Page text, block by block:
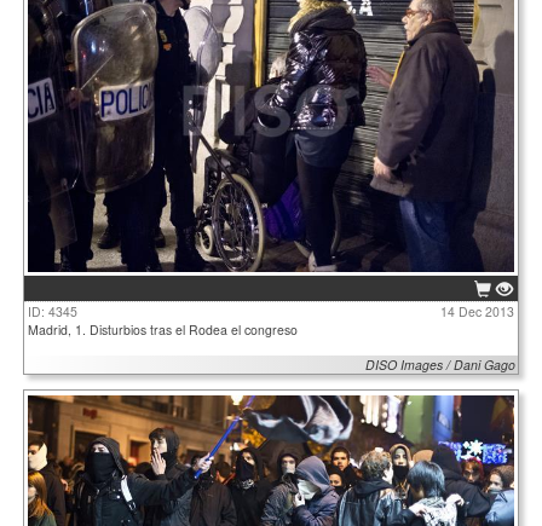
ID: 4345
14 Dec 2013
Madrid, 1. Disturbios tras el Rodea el congreso
DISO Images / Dani Gago